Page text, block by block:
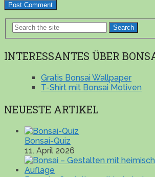
Search
INTERESSANTES ÜBER
Gratis Bonsai Wallpaper
T-Shirt mit Bonsai Motiven
NEUESTE ARTIKEL
Bonsai-Quiz
11. April 2026